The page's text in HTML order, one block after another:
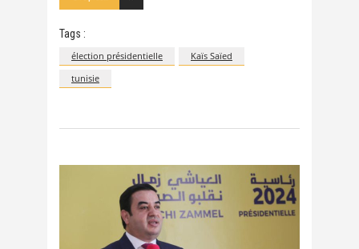
Tags :
élection présidentielle
Kaïs Saïed
tunisie